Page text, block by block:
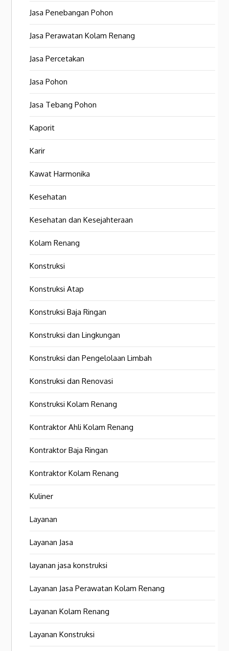
Jasa Penebangan Pohon
Jasa Perawatan Kolam Renang
Jasa Percetakan
Jasa Pohon
Jasa Tebang Pohon
Kaporit
Karir
Kawat Harmonika
Kesehatan
Kesehatan dan Kesejahteraan
Kolam Renang
Konstruksi
Konstruksi Atap
Konstruksi Baja Ringan
Konstruksi dan Lingkungan
Konstruksi dan Pengelolaan Limbah
Konstruksi dan Renovasi
Konstruksi Kolam Renang
Kontraktor Ahli Kolam Renang
Kontraktor Baja Ringan
Kontraktor Kolam Renang
Kuliner
Layanan
Layanan Jasa
layanan jasa konstruksi
Layanan Jasa Perawatan Kolam Renang
Layanan Kolam Renang
Layanan Konstruksi